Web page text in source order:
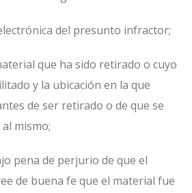
del presunto infractor;
que ha sido retirado o cuyo
y la ubicación en la que
de ser retirado o de que se
mismo;
pena de perjurio de que el
de buena fe que el material fue